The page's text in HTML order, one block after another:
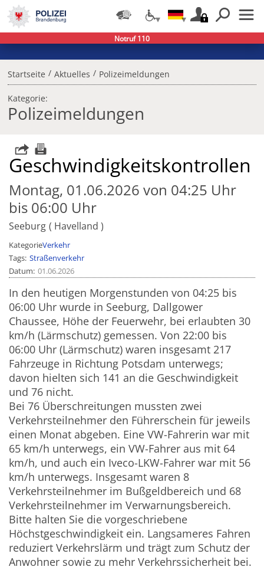
Startseite / Aktuelles / Polizeimeldungen
Kategorie:
Polizeimeldungen
Geschwindigkeitskontrollen
Montag, 01.06.2026 von 04:25 Uhr
bis 06:00 Uhr
Seeburg Havelland
KategorieVerkehr
Tags Straßenverkehr
Datum 01.06.2026
In den heutigen Morgenstunden von 04:25 bis
06:00 Uhr wurde in Seeburg, Dallgower
Chaussee, Höhe der Feuerwehr, bei erlaubten 30
km/h (Lärmschutz) gemessen. Von 22:00 bis
06:00 Uhr (Lärmschutz) waren insgesamt 217
Fahrzeuge in Richtung Potsdam unterwegs;
davon hielten sich 141 an die Geschwindigkeit
und 76 nicht.
Bei 76 Überschreitungen mussten zwei
Verkehrsteilnehmer den Führerschein für jeweils
einen Monat abgeben. Eine VW-Fahrerin war mit
65 km/h unterwegs, ein VW-Fahrer aus mit 64
km/h, und auch ein Iveco-LKW-Fahrer war mit 56
km/h unterwegs. Insgesamt waren 8
Verkehrsteilnehmer im Bußgeldbereich und 68
Verkehrsteilnehmer im Verwarnungsbereich.
Bitte halten Sie die vorgeschriebene
Höchstgeschwindigkeit ein. Langsameres Fahren
reduziert Verkehrslärm und trägt zum Schutz der
Anwohner sowie zu mehr Verkehrssicherheit bei.
Notruf 110